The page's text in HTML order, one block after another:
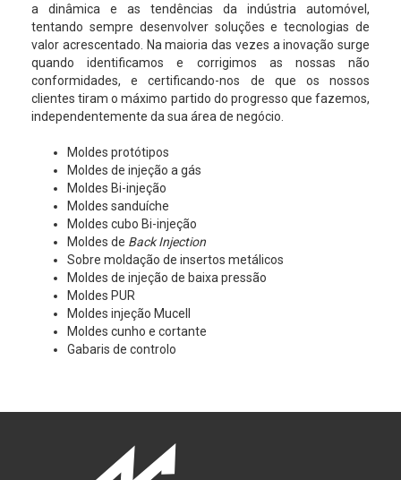
a dinâmica e as tendências da indústria automóvel,
tentando sempre desenvolver soluções e tecnologias de
valor acrescentado. Na maioria das vezes a inovação surge
quando identificamos e corrigimos as nossas não
conformidades, e certificando-nos de que os nossos
clientes tiram o máximo partido do progresso que fazemos,
independentemente da sua área de negócio.
Moldes protótipos
Moldes de injeção a gás
Moldes Bi-injeção
Moldes sanduíche
Moldes cubo Bi-injeção
Moldes de Back Injection
Sobre moldação de insertos metálicos
Moldes de injeção de baixa pressão
Moldes PUR
Moldes injeção Mucell
Moldes cunho e cortante
Gabaris de controlo